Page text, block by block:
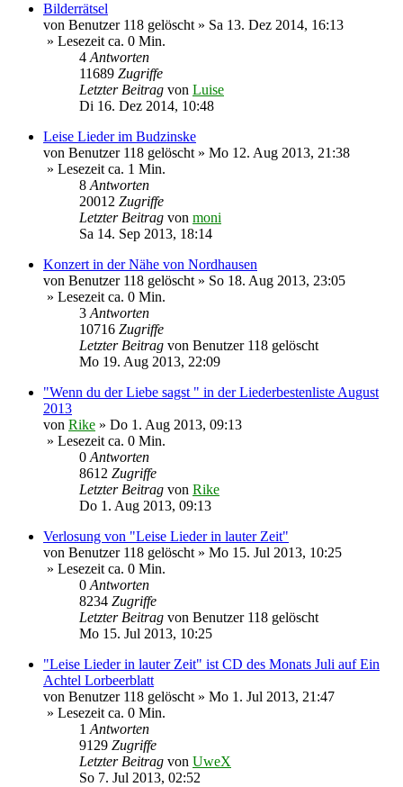
Bilderrätsel
von Benutzer 118 gelöscht» Sa 13. Dez 2014, 16:13
» Lesezeit ca. 0 Min.
4Antworten
11689 Zugriffe
Letzter Beitrag von Luise
Di 16. Dez 2014, 10:48
Leise Lieder im Budzinske
von Benutzer 118 gelöscht» Mo 12. Aug 2013, 21:38
» Lesezeit ca. 1 Min.
8Antworten
20012 Zugriffe
Letzter Beitrag von moni
Sa 14. Sep 2013, 18:14
Konzert in der Nähe von Nordhausen
von Benutzer 118 gelöscht» So 18. Aug 2013, 23:05
» Lesezeit ca. 0 Min.
3Antworten
10716 Zugriffe
Letzter Beitrag von Benutzer 118 gelöscht
Mo 19. Aug 2013, 22:09
"Wenn du der Liebe sagst " in der Liederbestenliste August
2013
von Rike » Do 1. Aug 2013, 09:13
» Lesezeit ca. 0 Min.
0Antworten
8612 Zugriffe
Letzter Beitrag von Rike
Do 1. Aug 2013, 09:13
Verlosung von "Leise Lieder in lauter Zeit"
von Benutzer 118 gelöscht» Mo 15. Jul 2013, 10:25
» Lesezeit ca. 0 Min.
0Antworten
8234 Zugriffe
Letzter Beitrag von Benutzer 118 gelöscht
Mo 15. Jul 2013, 10:25
"Leise Lieder in lauter Zeit" ist CD des Monats Juli auf Ein
Achtel Lorbeerblatt
von Benutzer 118 gelöscht» Mo 1. Jul 2013, 21:47
» Lesezeit ca. 0 Min.
1Antworten
9129 Zugriffe
Letzter Beitrag von UweX
So 7. Jul 2013, 02:52